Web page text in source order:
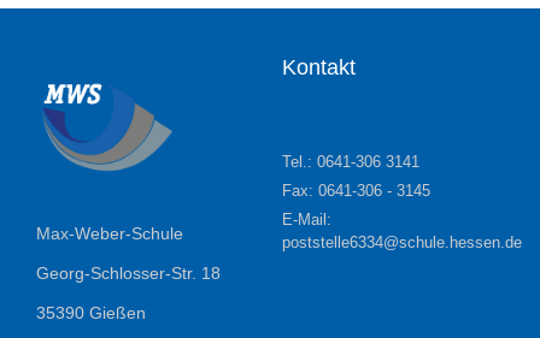
Max-Weber-Schule
Georg-Schlosser-Str. 18
35390 Gießen
Kontakt
Tel.: 0641-306 3141
Fax: 0641-306 - 3145
E-Mail:
poststelle6334@schule.hessen.de